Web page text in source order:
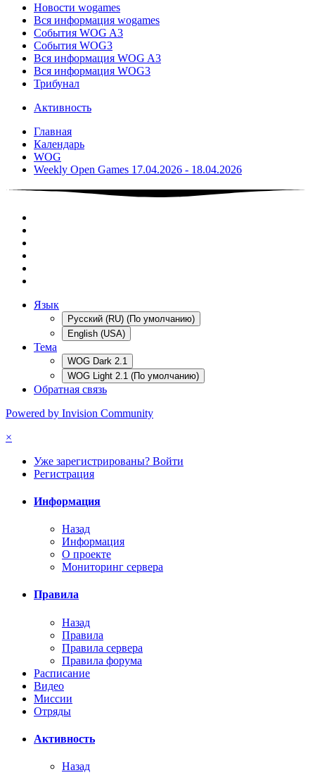
Новости wogames
Вся информация wogames
События WOG A3
События WOG3
Вся информация WOG A3
Вся информация WOG3
Трибунал
Активность
Главная
Календарь
WOG
Weekly Open Games 17.04.2026 - 18.04.2026
Язык
Русский (RU) (По умолчанию)
English (USA)
Тема
WOG Dark 2.1
WOG Light 2.1 (По умолчанию)
Обратная связь
Powered by Invision Community
×
Уже зарегистрированы? Войти
Регистрация
Информация
Назад
Информация
О проекте
Мониторинг сервера
Правила
Назад
Правила
Правила сервера
Правила форума
Расписание
Видео
Миссии
Отряды
Активность
Назад